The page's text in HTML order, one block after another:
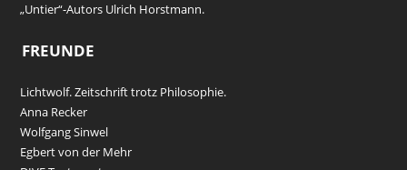
„Untier“-Autors Ulrich Horstmann.
FREUNDE
Lichtwolf. Zeitschrift trotz Philosophie.
Anna Recker
Wolfgang Sinwel
Egbert von der Mehr